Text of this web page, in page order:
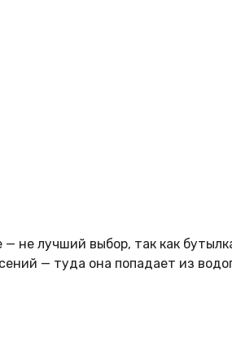
не лучший выбор, так как
— туда она попадает из